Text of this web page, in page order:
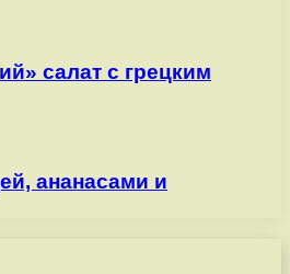
салат с грецким
ананасами и